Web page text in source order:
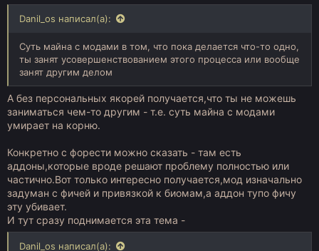
Danil_os написал(а):
Суть майна с модами в том, что пока делается что-то одно,
ты занят усовершенствованием этого процесса или вообще
занят другим делом
А без персональных якорей получается,что ты не можешь
заниматься чем-то другим - т.е. суть майна с модами
умирает на корню.
Конкретно с форести можно сказать - там есть
аддоны,которые вроде решают проблему полностью или
частично.Вот только интересно получается,мод изначально
задуман с фичей и привязкой к биомам,а аддон тупо фичу
эту убивает.
И тут сразу поднимается эта тема -
Danil_os написал(а):